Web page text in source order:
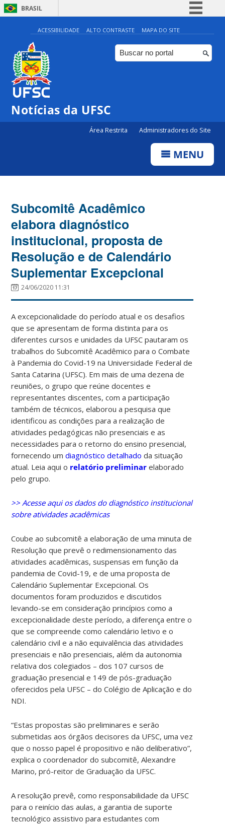
BRASIL
Simplifique!
Comunica BR
Participe
ACESSIBILIDADE ALTO CONTRASTE MAPA DO SITE
Notícias da UFSC
Área Restrita Administradores do Site
MENU
Subcomitê Acadêmico
elabora diagnóstico
institucional, proposta de
Resolução e de Calendário
Suplementar Excepcional
24/06/2020 11:31
A excepcionalidade do período atual e os desafios
que se apresentam de forma distinta para os
diferentes cursos e unidades da UFSC pautaram os
trabalhos do Subcomitê Acadêmico para o Combate
à Pandemia do Covid-19 na Universidade Federal de
Santa Catarina (UFSC). Em mais de uma dezena de
reuniões, o grupo que reúne docentes e
representantes discentes, com a participação
também de técnicos, elaborou a pesquisa que
identificou as condições para a realização de
atividades pedagógicas não presenciais e as
necessidades para o retorno do ensino presencial,
fornecendo umdiagnóstico detalhado da situação
atual. Leia aqui o relatório preliminar elaborado
pelo grupo.
>> Acesse aqui os dados do diagnóstico institucional
sobre atividades acadêmicas
Coube ao subcomitê a elaboração de uma minuta de
Resolução que prevê o redimensionamento das
atividades acadêmicas, suspensas em função da
pandemia de Covid-19, e de uma proposta de
Calendário Suplementar Excepcional. Os
documentos foram produzidos e discutidos
levando-se em consideração princípios como a
excepcionalidade deste período, a diferença entre o
que se compreende como calendário letivo e o
calendário civil e a não equivalência das atividades
presenciais e não presenciais, além da autonomia
relativa dos colegiados – dos 107 cursos de
graduação presencial e 149 de pós-graduação
oferecidos pela UFSC – do Colégio de Aplicação e do
NDI.
“Estas propostas são preliminares e serão
submetidas aos órgãos decisores da UFSC, uma vez
que o nosso papel é propositivo e não deliberativo”,
explica o coordenador do subcomitê, Alexandre
Marino, pró-reitor de Graduação da UFSC.
A resolução prevê, como responsabilidade da UFSC
para o reinício das aulas, a garantia de suporte
tecnológico assistivo para estudantes com